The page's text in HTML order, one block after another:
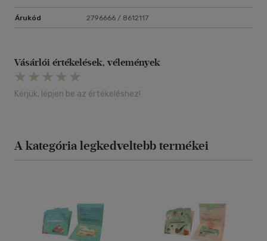
Árukód 2796666 / 8612117
Vásárlói értékelések, vélemények
Kérjük, lépjen be az értékeléshez!
A kategória legkedveltebb termékei